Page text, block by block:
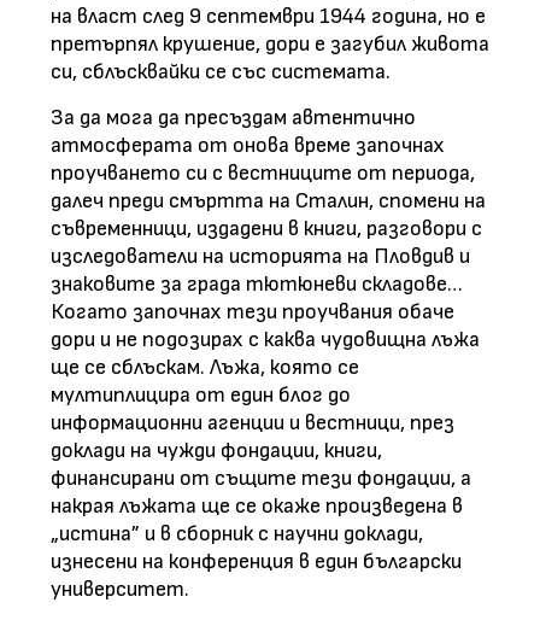
на власт след 9 септември 1944 година, но е
претърпял крушение, дори е загубил живота
си, сблъсквайки се със системата.
За да мога да пресъздам автентично
атмосферата от онова време започнах
проучването си с вестниците от периода,
далеч преди смъртта на Сталин, спомени на
съвременници, издадени в книги, разговори с
изследователи на историята на Пловдив и
знаковите за града тютюневи складове…
Когато започнах тези проучвания обаче
дори и не подозирах с каква чудовищна лъжа
ще се сблъскам. Лъжа, която се
мултиплицира от един блог до
информационни агенции и вестници, през
доклади на чужди фондации, книги,
финансирани от същите тези фондации, а
накрая лъжата ще се окаже произведена в
„истина” и в сборник с научни доклади,
изнесени на конференция в един български
университет.